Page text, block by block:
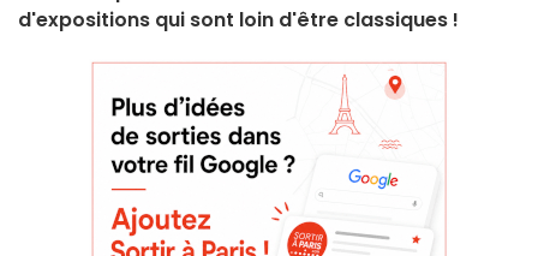
d'expositions qui sont loin d'être classiques !